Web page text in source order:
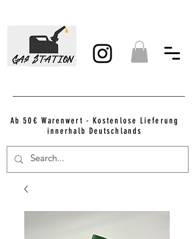
Ab 50€ Warenwert - Kostenlose Lieferung
innerhalb Deutschlands